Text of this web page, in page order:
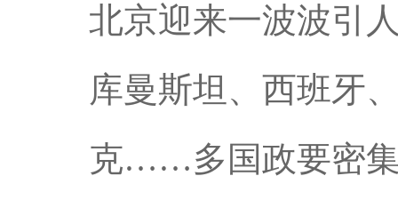
北京迎来一波波引
库曼斯坦、西班牙
克……多国政要密集